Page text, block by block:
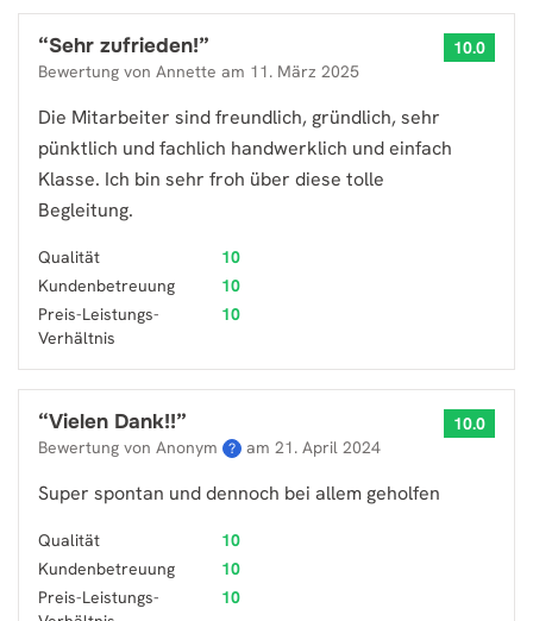
“Sehr zufrieden!”
Bewertung von Annette am 11. März 2025
10.0
Die Mitarbeiter sind freundlich, gründlich, sehr
pünktlich und fachlich handwerklich und einfach
Klasse. Ich bin sehr froh über diese tolle
Begleitung.
Qualität
10
Kundenbetreuung
10
Preis-Leistungs-
Verhältnis
10
“Vielen Dank!!”
Bewertung von Anonym ? am 21. April 2024
10.0
Super spontan und dennoch bei allem geholfen
Qualität
10
Kundenbetreuung
10
Preis-Leistungs-
10